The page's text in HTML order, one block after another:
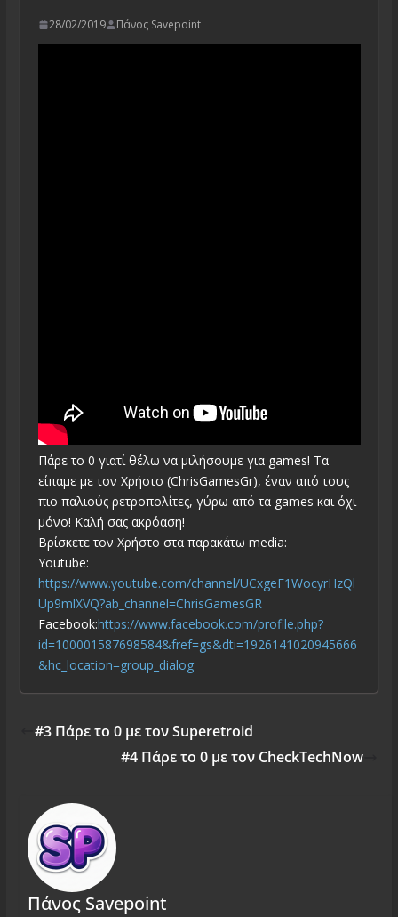
28/02/2019 Πάνος Savepoint
Πάρε το 0 γιατί θέλω να μιλήσουμε για games! Τα
είπαμε με τον Χρήστο (ChrisGamesGr), έναν από τους
πιο παλιούς ρετροπολίτες, γύρω από τα games και όχι
μόνο! Καλή σας ακρόαση!
Βρίσκετε τον Χρήστο στα παρακάτω media:
Youtube:
https://www.youtube.com/channel/UCxgeF1WocyrHzQl
Up9mlXVQ?ab_channel=ChrisGamesGR
Facebook:https://www.facebook.com/profile.php?
id=100001587698584&fref=gs&dti=1926141020945666
&hc_location=group_dialog
#3 Πάρε το 0 με τον Superetroid
#4 Πάρε το 0 με τον CheckTechNow
Πάνος Savepoint